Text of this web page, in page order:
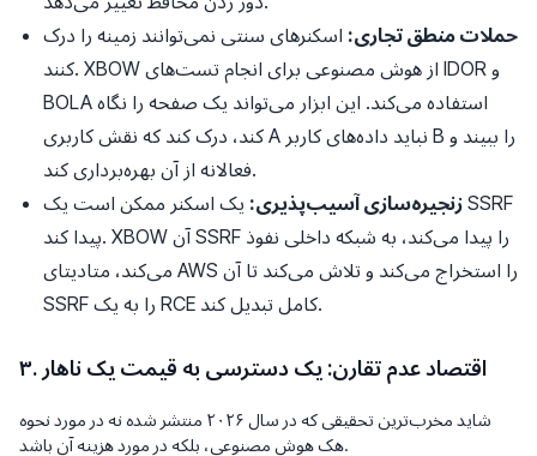
حملات منطق تجاری: اسکنرهای سنتی نمی‌توانند زمینه را درک
کنند. XBOW از هوش مصنوعی برای انجام تست‌های IDOR و
BOLA استفاده می‌کند. این ابزار می‌تواند یک صفحه را نگاه
کند، درک کند که نقش کاربری A نباید داده‌های کاربر B را ببیند و
فعالانه از آن بهره‌برداری کند.
زنجیره‌سازی آسیب‌پذیری: یک اسکنر ممکن است یک SSRF
پیدا کند. XBOW آن SSRF را پیدا می‌کند، به شبکه داخلی نفوذ
می‌کند، متادیتای AWS را استخراج می‌کند و تلاش می‌کند تا آن
SSRF را به یک RCE کامل تبدیل کند.
۳. اقتصاد عدم تقارن: یک دسترسی به قیمت یک ناهار
شاید مخرب‌ترین تحقیقی که در سال ۲۰۲۶ منتشر شده نه در مورد
نحوه
هک هوش مصنوعی، بلکه در موردهزینه آن باشد.